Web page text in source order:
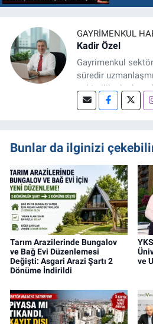
GAYRIMENKUL
Kadir Özel
Gayrimenkul
süredir
şehircilik
sahip, dijital
projeleri üzerine
dosyalar
Bunlar da ilginizi
Tarım Arazilerinde Bungalov
ve Bağ Evi Düzenlemesi
Değişti: Asgari Arazi Şartı 2
Dönüme İndirildi
ve